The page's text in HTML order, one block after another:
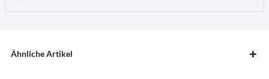
Ähnliche Artikel